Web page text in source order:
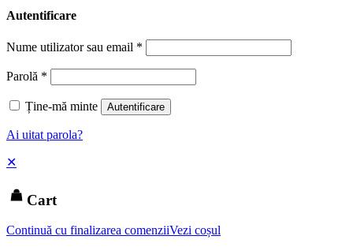
Autentificare
Nume utilizator sau email *
Parolă *
Ține-mă minte Autentificare
Ai uitat parola?
✕
Cart
Continuă cu finalizarea comenziiVezi coșul